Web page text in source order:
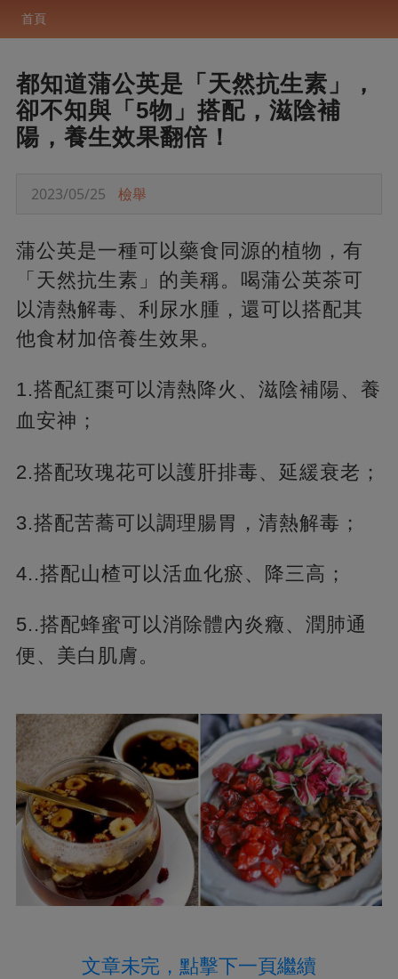
首頁
都知道蒲公英是「天然抗生素」，
卻不知與「5物」搭配，滋陰補
陽，養生效果翻倍！
2023/05/25 檢舉
蒲公英是一種可以藥食同源的植物，有
「天然抗生素」的美稱。喝蒲公英茶可
以清熱解毒、利尿水腫，還可以搭配其
他食材加倍養生效果。
1.搭配紅棗可以清熱降火、滋陰補陽、養
血安神；
2.搭配玫瑰花可以護肝排毒、延緩衰老；
3.搭配苦蕎可以調理腸胃，清熱解毒；
4..搭配山楂可以活血化瘀、降三高；
5..搭配蜂蜜可以消除體內炎癥、潤肺通
便、美白肌膚。
文章未完，點擊下一頁繼續